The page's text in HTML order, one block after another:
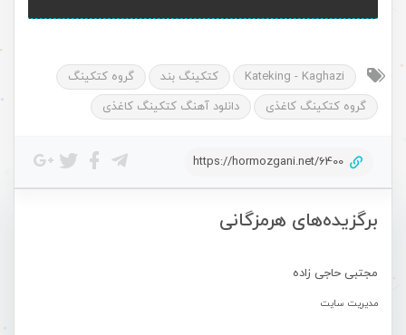
برگزیده‌های هرمزگانی
مجتبی حاجی زاده
مدیریت سایت
Kateking - Kaghazi کتکینگ بند
گروه کتکینگ
گروه کتکینگ کاغذی
دانلود آهنگ کتکینگ کاغذی
https://hormozgani.net/6400